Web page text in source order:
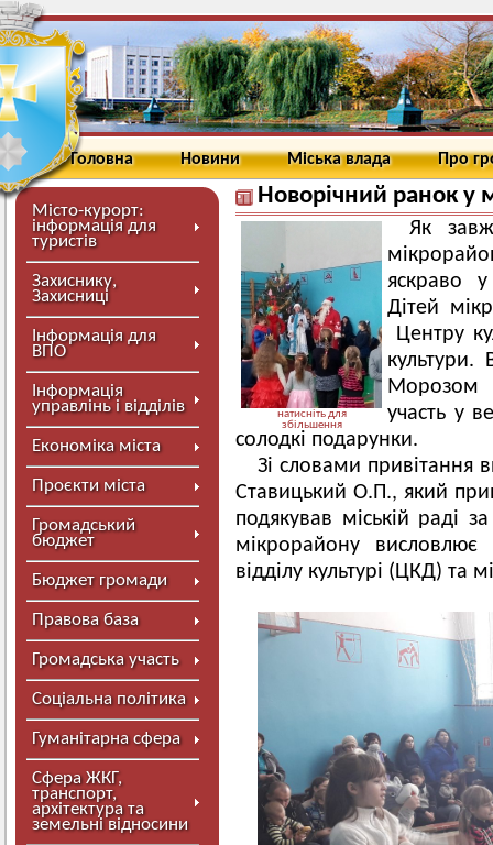
Головна Новини Міська влада Про
Місто-курорт:
інформація для
туристів
Захиснику,
Захисниці
Інформація для
ВПО
Інформація
управлінь і відділів
Економіка міста
Проєкти міста
Громадський
бюджет
Бюджет громади
Правова база
Громадська участь
Соціальна політика
Гуманітарна сфера
Сфера ЖКГ,
транспорт,
архітектура та
земельні відносини
Новорічний ранок у
натисніть для
збільшення
Як
яскраво у
Дітей
Центру
Морозом
участь у
солодкі подарунки.
Зі словами привітання
Ставицький О.П., який
подякував міській раді
мікрорайону
відділу культурі (ЦКД) та